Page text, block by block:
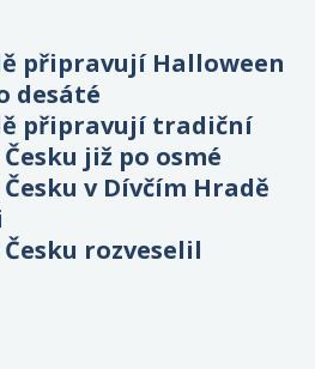
připravují Halloween
desáté
připravují tradiční
již po osmé
v Dívčím Hradě
rozveselil